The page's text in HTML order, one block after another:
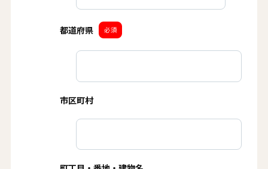
都道府県 必須
市区町村